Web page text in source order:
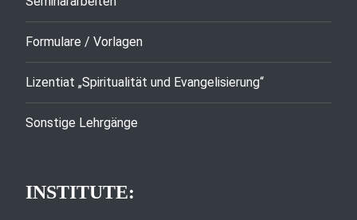
Formulare / Vorlagen
Lizentiat „Spiritualität und Evangelisierung“
Sonstige Lehrgänge
INSTITUTE: